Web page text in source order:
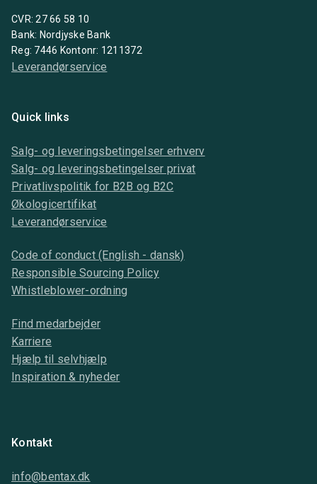
CVR: 27 66 58 10
Bank: Nordjyske Bank
Reg: 7446 Kontonr: 1211372
Leverandørservice
Quick links
Salg- og leveringsbetingelser erhverv
Salg- og leveringsbetingelser privat
Privatlivspolitik for B2B og B2C
Økologicertifikat
Leverandørservice
Code of conduct (English - dansk)
Responsible Sourcing Policy
Whistleblower-ordning
Find medarbejder
Karriere
Hjælp til selvhjælp
Inspiration & nyheder
Kontakt
info@bentax.dk